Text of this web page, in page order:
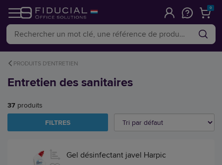
0
PRODUITS D'ENTRETIEN
Entretien des sanitaires
37 produits
FILTRES
Gel désinfectant javel Harpic